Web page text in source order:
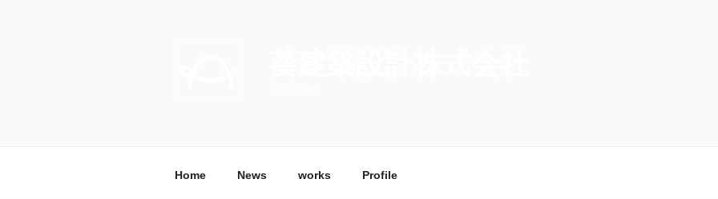
Home News works Profile